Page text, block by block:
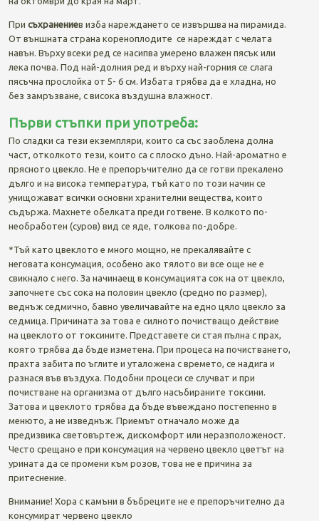
При съхранениев изба нареждането се извършва на пирамида.
От външната страна кореноплодите се нареждат с челата
навън. Върху всеки ред се насипва умерено влажен пясък или
лека почва. Под най-долния ред и върху най-горния се слага
пясъчна прослойка от 5- 6 см. Избата трябва да е хладна, но
без замръзване, с висока въздушна влажност.
Първи стъпки при употреба:
По сладки са тези екземпляри, които са със заоблена долна
част, отколкото тези, които са с плоско дъно. Най-ароматно е
прясното цвекло. Не е препоръчително да се готви прекалено
дълго и на висока температура, тъй като по този начин се
унищожават всички основни хранителни вещества, които
съдържа. Махнете обелката преди готвене. В колкото по-
необработен (суров) вид се яде, толкова по-добре.
*Тъй като цвеклото е много мощно, не прекалявайте с
неговата консумация, особено ако тялото ви все още не е
свикнало с него. За начинаещ в консумацията сок на от цвекло,
започнете със сока на половин цвекло (средно по размер),
веднъж седмично, бавно увеличавайте на едно цяло цвекло за
седмица. Причината за това е силното почистващо действие
на цвеклото от токсините. Представете си стая пълна с прах,
която трябва да бъде изметена. При процеса на почистването,
прахта забита по ъглите и уталожена с времето, се надига и
разнася във въздуха. Подобни процеси се случват и при
почистване на организма от дълго насъбираните токсини.
Затова и цвеклото трябва да бъде въвеждано постепенно в
менюто, а не изведнъж. Приемът отначало може да
предизвика световъртеж, дискомфорт или неразположеност.
Често срещано е при консумация на червено цвекло цветът на
урината да се промени към розов, това не е причина за
притеснение.
Внимание! Хора с камъни в бъбреците не е препоръчително да
консумират червено цвекло